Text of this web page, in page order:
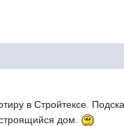
в Стройтексе.
дом.